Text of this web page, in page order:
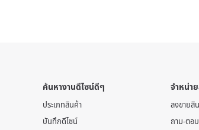
ค้นหางานดีไซน์ดีๆ
ประเภทสินค้า
บันทึกดีไซน์
จำหน่า
ลงขายสิ
ถาม-ตอ